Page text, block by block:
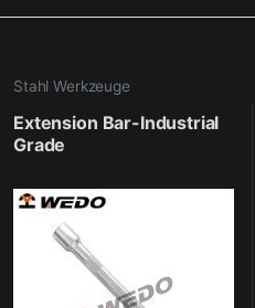
Stahl Werkzeuge
Extension Bar-Industrial
Grade